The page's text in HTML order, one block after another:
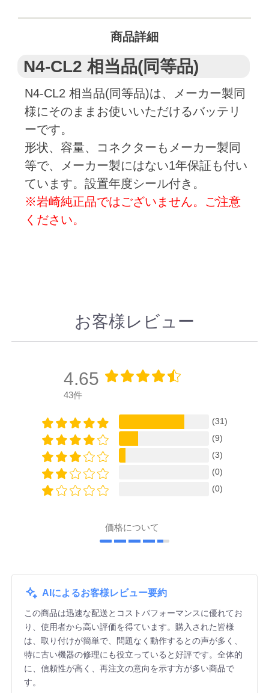
商品詳細
N4-CL2 相当品(同等品)
N4-CL2 相当品(同等品)は、メーカー製同
様にそのままお使いいただけるバッテリ
ーです。
形状、容量、コネクターもメーカー製同
等で、メーカー製にはない1年保証も付い
ています。設置年度シール付き。
※岩崎純正品ではございません。ご注意
ください。
お客様レビュー
4.65
43件
(31)
(9)
(3)
(0)
(0)
価格について
AIによるお客様レビュー要約
この商品は迅速な配送とコストパフォーマンスに優れてお
り、使用者から高い評価を得ています。購入された皆様
は、取り付けが簡単で、問題なく動作するとの声が多く、
特に古い機器の修理にも役立っていると好評です。全体的
に、信頼性が高く、再注文の意向を示す方が多い商品で
す。